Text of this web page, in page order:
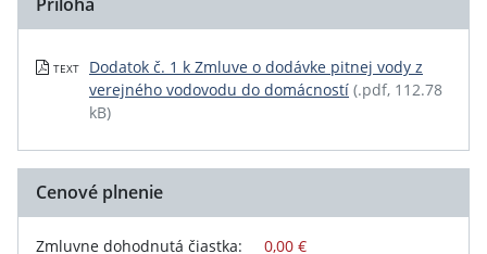
TEXT
Dodatok č. 1 k Zmluve o dodávke pitnej vody z
verejného vodovodu do domácností (.pdf, 112.78
kB)
Cenové plnenie
Zmluvne dohodnutá čiastka: 0,00 €